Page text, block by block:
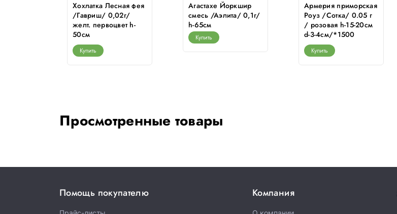
Хохлатка Лесная фея
/Гавриш/ 0,02г/
желт. первоцвет h-
50cм
Купить
Агастахе Йоркшир
смесь /Аэлита/ 0,1г/
h-65см
Купить
Армерия приморская
Роуз /Сотка/ 0.05 г
/ розовая h-15-20см
d-3-4см/*1500
Купить
Просмотренные товары
Помощь покупателю Компания